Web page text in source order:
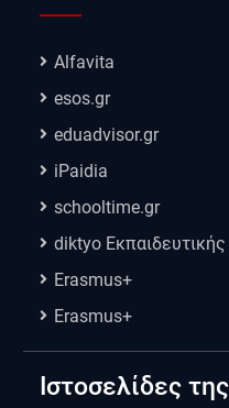
Alfavita
esos.gr
eduadvisor.gr
iPaidia
schooltime.gr
diktyo
Erasmus+
Erasmus+
Ιστοσελίδες